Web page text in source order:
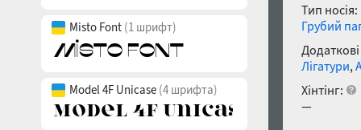
Misto Font (1 шрифт)
Model 4F Unicase (4 шрифта)
Тип носія:
Грубий
Лігатури,
Хінтінг:
—